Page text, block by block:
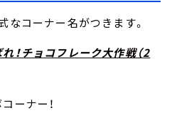
コーナー名がつきます。
！チョコフレーク大作戦（2
ーナー！